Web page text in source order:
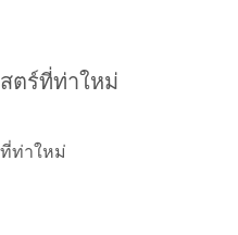
ตร์ที่ท่าใหม่
ท่าใหม่